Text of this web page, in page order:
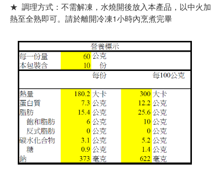
★ 調理方式：不需解凍，水燒開後放入本產品， 以中火加
熱至全熟即可。請於離開冷凍1小時內烹煮完畢